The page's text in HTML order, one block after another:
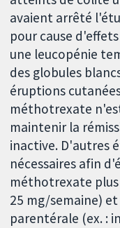
avaient arrêté
pour cause
une leucopénie
des globules
éruptions
méthotrexate
maintenir la
inactive. D'autres
nécessaires afin
méthotrexate plus
25 mg/semaine)
parentérale (ex. :